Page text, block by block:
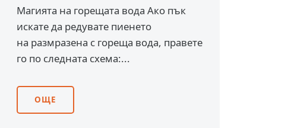
Магията на горещата вода Ако пък
искате да редувате пиенето
на размразена с гореща вода, правете
го по следната схема:...
ОЩЕ